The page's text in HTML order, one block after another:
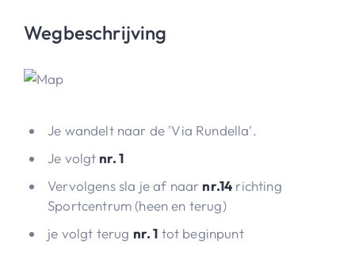
Wegbeschrijving
Je wandelt naar de 'Via Rundella'.
Je volgt nr. 1
Vervolgens sla je af naar nr.14 richting
Sportcentrum (heen en terug)
je volgt terug nr. 1 tot beginpunt